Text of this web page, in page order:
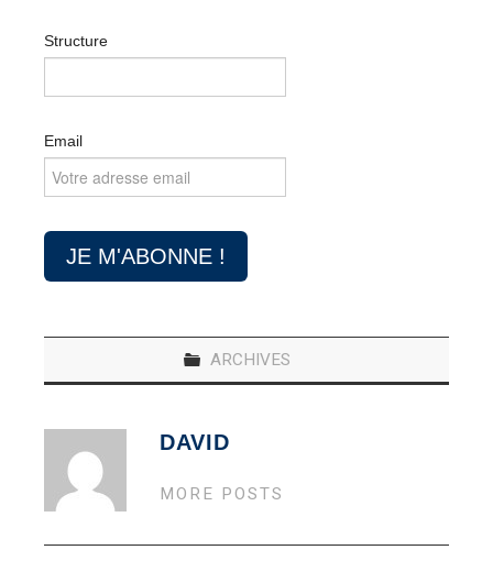
Structure
Email
ARCHIVES
DAVID
MORE POSTS